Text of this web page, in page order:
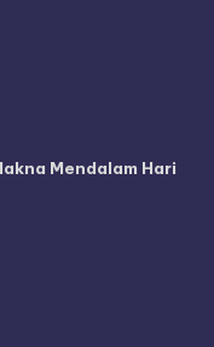
Mendalam Hari